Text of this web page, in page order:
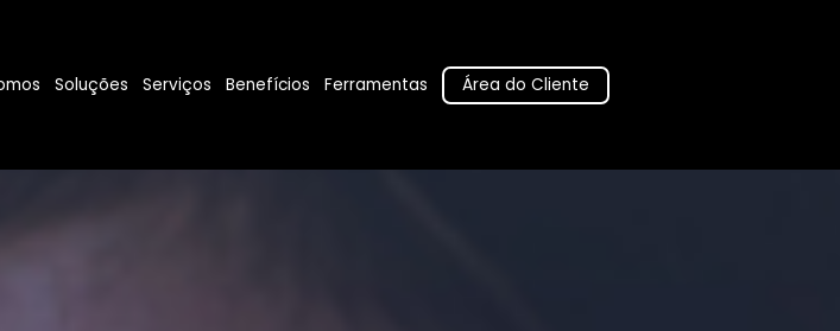
Soluções Serviços Benefícios Ferramentas Área do Cliente